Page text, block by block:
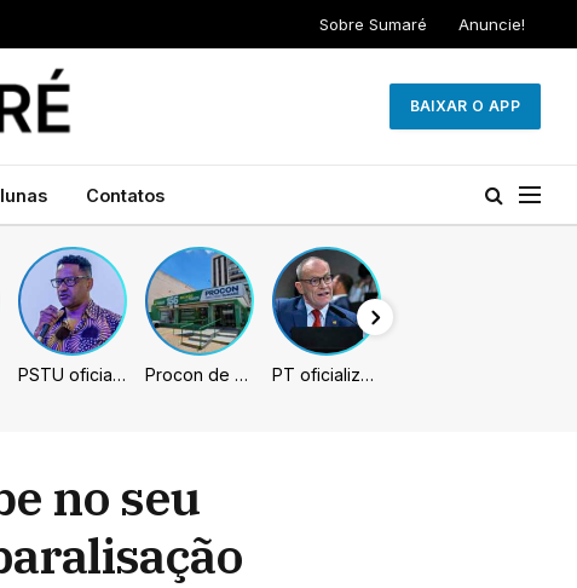
Sobre Sumaré Anuncie!
BAIXAR O APP
Contatos
PSTU oficializa Hertz Dias como candidato à Presidência da República Procon de Sumaré promove mutirão de renegociação de dívidas com bancos, empresas e concessionárias PT oficializa Contarato como candidato à reeleição ao Senado no ES
no seu